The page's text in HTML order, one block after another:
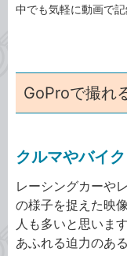
中でも気軽に動画で記
GoProで撮れ
クルマやバイ
レーシングカーや
の様子を捉えた映
人も多いと思いま
あふれる迫力のあ